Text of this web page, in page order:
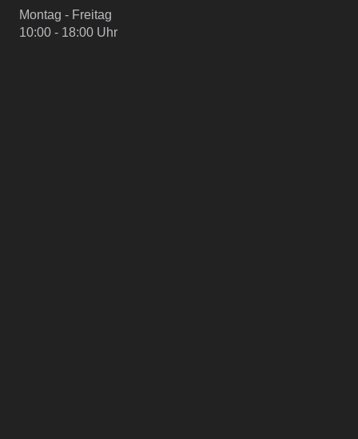
Montag - Freitag
10:00 - 18:00 Uhr